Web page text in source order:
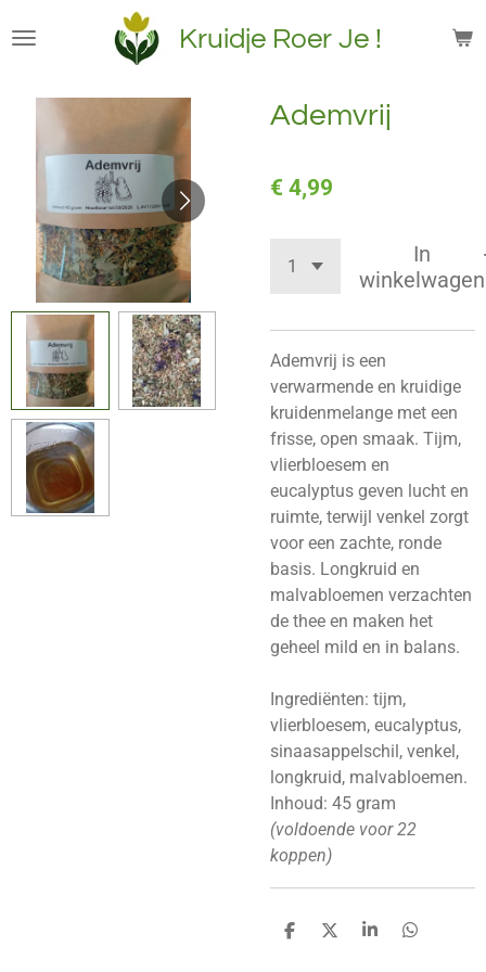
direct
Kruidje Roer Je !
Ademvrij
€ 4,99
In
winkelwagen
Ademvrij is een
verwarmende en kruidige
kruidenmelange met een
frisse, open smaak. Tijm,
vlierbloesem en
eucalyptus geven lucht en
ruimte, terwijl venkel zorgt
voor een zachte, ronde
basis. Longkruid en
malvabloemen verzachten
de thee en maken het
geheel mild en in balans.
Ingrediënten: tijm,
vlierbloesem, eucalyptus,
sinaasappelschil, venkel,
longkruid, malvabloemen.
Inhoud: 45 gram
(voldoende voor 22
koppen)
D
D
S
D